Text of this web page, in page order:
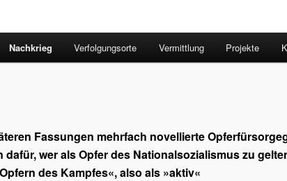
Nachkrieg Verfolgungsorte Vermittlung Projekte
Fassungen mehrfach novellierte
wer als Opfer des Nationalsozialismus zu
des Kampfes«, also als »aktiv«